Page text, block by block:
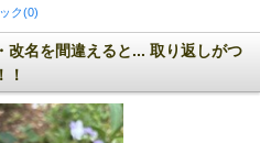
ク(0)
改名を間違えると... 取り返しがつ
！